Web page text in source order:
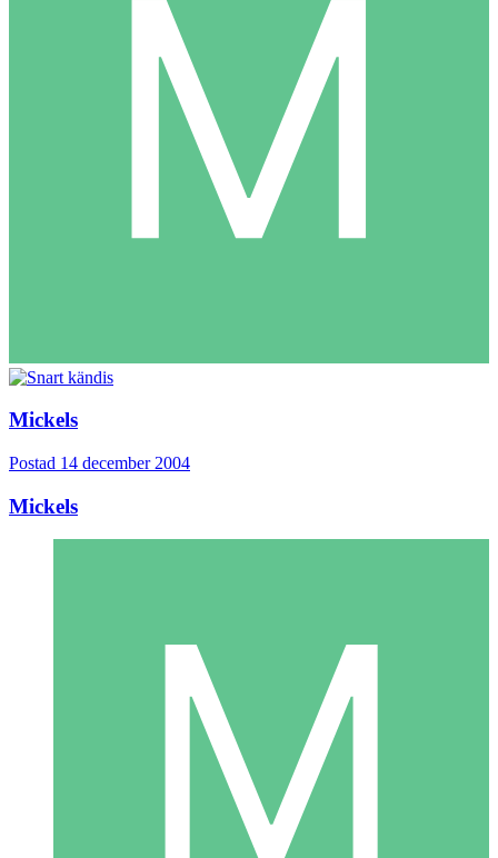
Mickels
Postad 14 december 2004
Mickels